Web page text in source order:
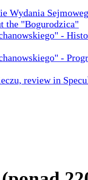
Wydania
the "Bogurodzica"
-
-
review in